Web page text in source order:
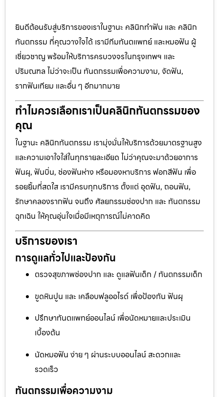
ยินดีต้อนรับสู่บริการของเราในฐานะ คลินิกทำฟัน และ คลินิก
ทันตกรรม ที่คุณวางใจได้ เรามีทีมทันตแพทย์ และหมอฟัน ผู้
เชี่ยวชาญ พร้อมให้บริการครบวงจรในกรุงเทพฯ และ
ปริมณฑล ไม่ว่าจะเป็น ทันตกรรมเพื่อความงาม, จัดฟัน,
รากฟันเทียม และอื่น ๆ อีกมากมาย
ทำไมควรเลือกเราเป็นคลินิกทันตกรรมของ
คุณ
ในฐานะ คลินิกทันตกรรม เรามุ่งมั่นให้บริการด้วยมาตรฐานสูง
และความเอาใจใส่ในทุกรายละเอียด ไม่ว่าคุณจะมาด้วยอาการ
ฟันผุ, ฟันบิ่น, ช่องฟันห่าง หรือมองหาบริการ ฟอกสีฟัน เพื่อ
รอยยิ้มที่สดใส เรามีครบทุกบริการ ตั้งแต่ อุดฟัน, ถอนฟัน,
รักษาคลองรากฟัน จนถึง ศัลยกรรมช่องปาก และ ทันตกรรม
ฉุกเฉิน ให้คุณอุ่นใจเมื่อมีเหตุการณ์ไม่คาดคิด
บริการของเรา
การดูแลทั่วไปและป้องกัน
ตรวจสุขภาพช่องปาก และ ดูแลฟันเด็ก / ทันตกรรมเด็ก
ขูดหินปูน และ เคลือบฟลูออไรด์ เพื่อป้องกัน ฟันผุ
ปรึกษาทันตแพทย์ออนไลน์ เพื่อนัดหมายและประเมิน
เบื้องต้น
นัดหมอฟัน ง่าย ๆ ผ่านระบบออนไลน์ สะดวกและ
รวดเร็ว
ทันตกรรมเพื่อความงาม